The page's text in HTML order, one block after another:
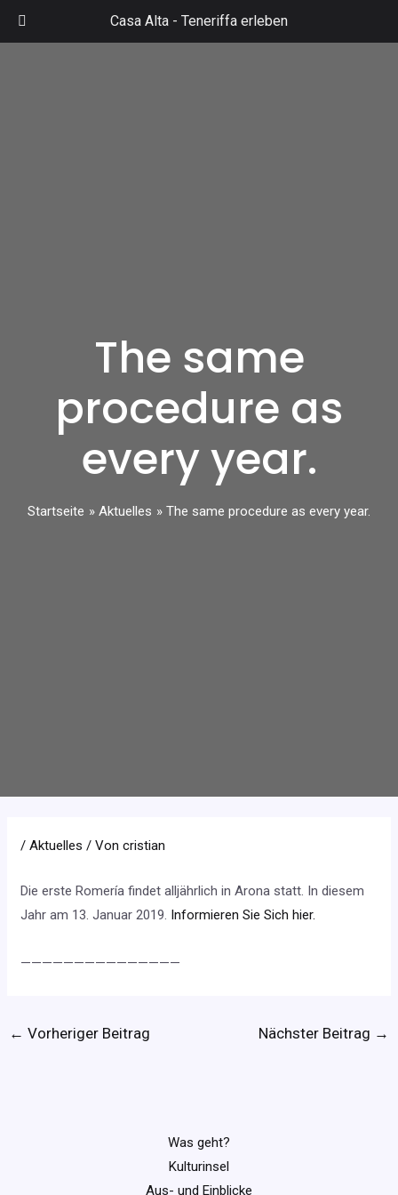
Casa Alta - Teneriffa erleben
The same
procedure as
every year.
Startseite Aktuelles The same procedure as every year.
/Aktuelles / Voncristian
Die erste Romería findet alljährlich in Arona statt. In diesem
Jahr am 13. Januar 2019. Informieren Sie Sich hier.
———————————————
← Vorheriger Beitrag Nächster Beitrag →
Was geht?
Kulturinsel
Aus- und Einblicke